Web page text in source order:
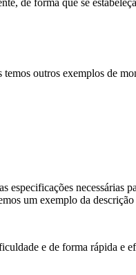
outros exemplos de
necessárias
um exemplo da
e de forma rápida e